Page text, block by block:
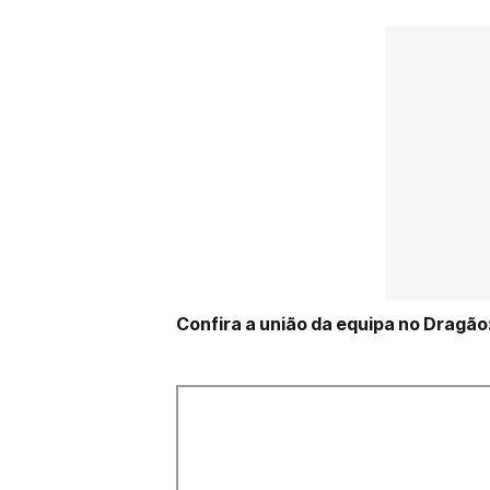
Confira a união da equipa no